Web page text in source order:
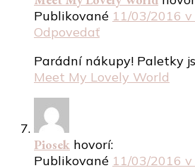
Publikované 11/03/2016 v
Odpovedať
Parádní nákupy! Paletky
Meet My Lovely World
Piosek hovorí:
Publikované 11/03/2016 v